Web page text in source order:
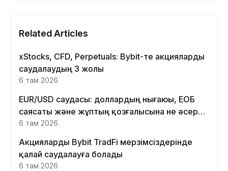
Related Articles
xStocks, CFD, Perpetuals: Bybit-те акцияларды
саудалаудың 3 жолы
6 там 2026
EUR/USD саудасы: доллардың нығаюы, ЕОБ
саясаты және жұптың қозғалысына не әсер
етеді
6 там 2026
Акцияларды Bybit TradFi мерзімсіздерінде
қалай саудалауға болады
6 там 2026